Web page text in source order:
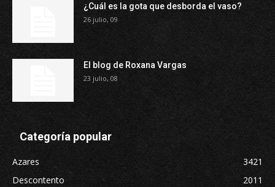
¿Cuál es la gota que desborda el vaso?
26 julio, 09
El blog de Roxana Vargas
23 julio, 08
Categoría popular
Azares
3421
Descontento
2011